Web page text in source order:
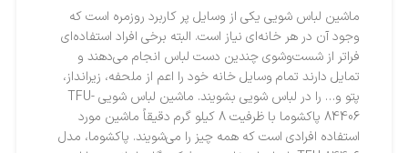
ماشین لباس شویی یکی از وسایل پر کاربرد روزمره است که
وجود آن در هر خانه‌ای نیاز است. البته برخی افراد استفاده‌ای
فراتر از شست‌و‌شوی چندین دست لباس انجام می‌دهند و
تمایل دارند تمام وسایل خانه خود را اعم از ملحفه، زیرانداز،
پتو و… را در لباس شویی بشویند. ماشین لباس شویی TFU-
84406 پاکشوما با ظرفیت 8 کیلو گرم دقیقاً ماشین مورد
استفاده افرادی است که همه چیز را می‌شویند. پاکشوما، مدل